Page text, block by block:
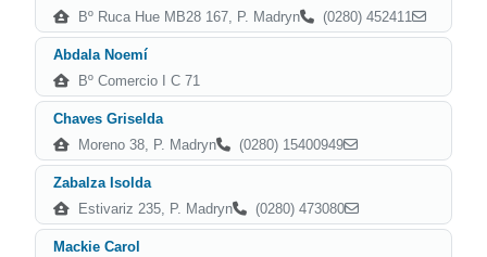
Bº Ruca Hue MB28 167, P. Madryn
(0280) 452411
Abdala Noemí
Bº Comercio I C 71
Chaves Griselda
Moreno 38, P. Madryn
(0280) 15400949
Zabalza Isolda
Estivariz 235, P. Madryn
(0280) 473080
Mackie Carol